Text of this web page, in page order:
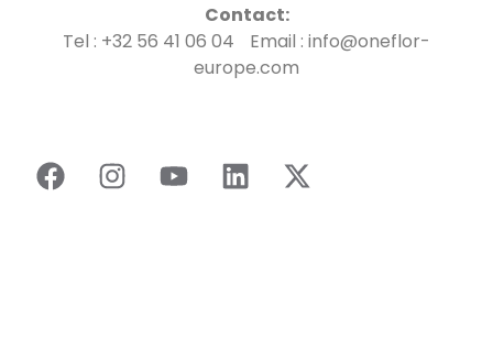
Contact:
Tel : +32 56 41 06 04 Email : info@oneflor-
europe.com